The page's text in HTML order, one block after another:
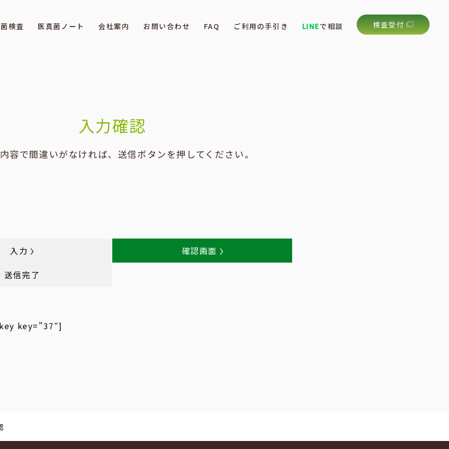
検査 医真菌ノート 会社案内 お問い合わせ FAQ ご利用の手引き LINEで相談 検査受付
入力確認
容で間違いがなければ、送信ボタンを押してください。
入力
確認画面
送信完了
key=”37″]